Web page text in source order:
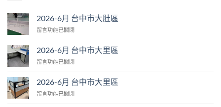
2026-6月 台中市大肚區
在
月
台
市
肚
留言功能已關閉
2026-6月 台中市大里區
在
月
台
留言功能已關閉
2026-6月 台中市大里區
在
留言功能已關閉